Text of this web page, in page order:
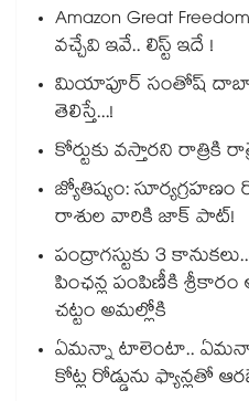
Amazon Great
వచ్చేవి ఇవే.. లిస్ట్ ఇదే !
మియాపూర్ సంతోష్
తెలిస్తే...!
కోర్టుకు వస్తారని రాత్రికి
జ్యోతిష్యం:
రాశుల వారికి జాక్ పాట్!
పంద్రాగస్టుకు 3
పింఛన్ల పంపిణీకి శ్రీకారం
చట్టం అమల్లోకి
ఏమన్నా టాలెంటా..
కోట్ల రోడ్డును ఫ్యాన్లతో